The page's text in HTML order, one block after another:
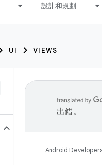
設計和規劃
UI VIEWS
出錯。
Android Developers